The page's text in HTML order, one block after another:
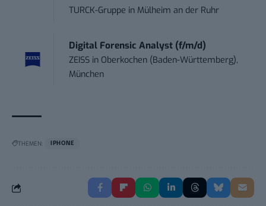
TURCK-Gruppe in Mülheim an der Ruhr
Digital Forensic Analyst (f/m/d)
ZEISS in Oberkochen (Baden-Württemberg),
München
THEMEN: IPHONE